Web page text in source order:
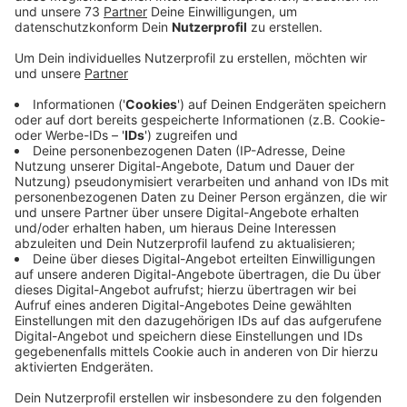
Veröffentlicht:Montag, 29.12.2025 15:58
Anzeige
Ähnlicher Fall Mitte November auch in Velen
Anzeige
Eine Frau war dort am Sonntag Abend (28.12. gegen 20
Uhr 30) mit ihrem Hund spazieren, als er etwas vom
Boden aufnahm und runterschluckte. Kurz darauf
zeigte der Hund schwere neurologische
Ausfallerscheinungen, bekam Durchfall und verendete
kurze Zeit später. Auch ein Tierarzt konnte nicht mehr
helfen. Die Polizei prüft einen möglichen
Zusammenhang mit einem ähnlichen Fall Mitte